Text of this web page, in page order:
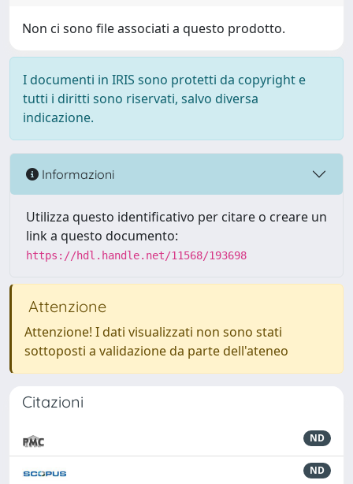
Non ci sono file associati a questo prodotto.
I documenti in IRIS sono protetti da copyright e
tutti i diritti sono riservati, salvo diversa
indicazione.
Informazioni
Utilizza questo identificativo per citare o creare un
link a questo documento:
https://hdl.handle.net/11568/193698
Attenzione
Attenzione! I dati visualizzati non sono stati
sottoposti a validazione da parte dell'ateneo
Citazioni
ND
ND